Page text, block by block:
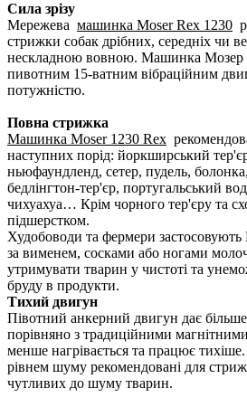
Сила зрізу
Мережева машинка Moser Rex 1230
стрижки собак дрібних, середніх чи
нескладною вовною. Машинка Мозер
пивотним 15-ватним вібраційним
потужністю.
Повна стрижка
Машинка Moser 1230 Rex
наступних порід: йоркширський
ньюфаундленд, сетер, пудель,
бедлінгтон-тер'єр, португальський
чихуахуа… Крім чорного тер'єру та
підшерстком.
Худобоводи та фермери
за вименем, сосками або ногами
утримувати тварин у чистоті та
бруду в продукти.
Тихий двигун
Півотний анкерний двигун дає
порівняно з традиційними
менше нагрівається та працює
рівнем шуму рекомендовані для
чутливих до шуму тварин.